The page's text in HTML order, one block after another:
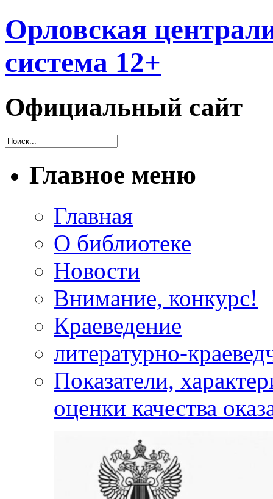
Орловская
система 12+
Официальный сайт
Главное меню
Главная
О библиотеке
Новости
Внимание, конкурс!
Краеведение
литературно-
Показатели,
оценки качества